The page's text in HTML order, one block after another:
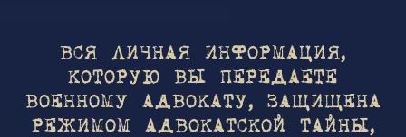
ВСЯ ЛИЧНАЯ ИНФОРМАЦИЯ,
КОТОРУЮ ВЫ ПЕРЕДАЕТЕ
ВОЕННОМУ АДВОКАТУ, ЗАЩИЩЕНА
РЕЖИМОМ АДВОКАТСКОЙ ТАЙНЫ,